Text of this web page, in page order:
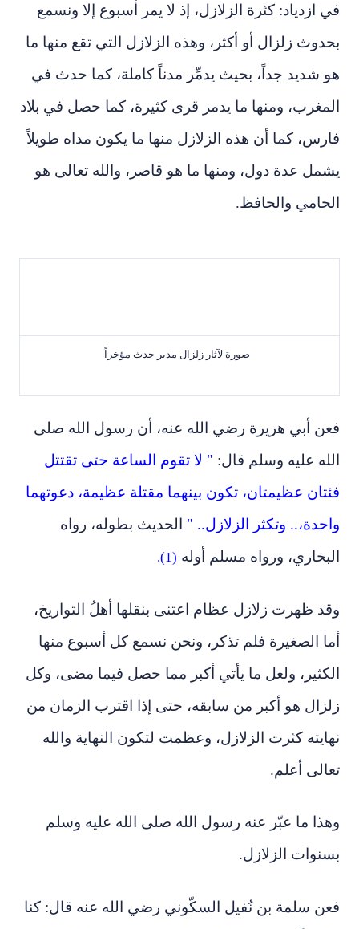
في ازدياد: كثرة الزلازل، إذ لا يمر أسبوع إلا ونسمع
بحدوث زلزال أو أكثر، وهذه الزلازل التي تقع منها ما
هو شديد جداً، بحيث يدمِّر مدناً كاملة، كما حدث في
المغرب، ومنها ما يدمر قرى كثيرة، كما حصل في بلاد
فارس، كما أن هذه الزلازل منها ما يكون مداه طويلاً
يشمل عدة دول، ومنها ما هو قاصر، والله تعالى هو
الحامي والحافظ.
صورة لآثار زلزال مدير حدث مؤخراً
فعن أبي هريرة رضي الله عنه، أن رسول الله صلى
الله عليه وسلم قال: " لا تقوم الساعة حتى تقتتل
فئتان عظيمتان، تكون بينهما مقتلة عظيمة، دعوتهما
واحدة،.. وتكثر الزلازل.. " الحديث بطوله، رواه
البخاري، ورواه مسلم أوله (1).
وقد ظهرت زلازل عظام اعتنى بنقلها أهلُ التواريخ،
أما الصغيرة فلم تذكر، ونحن نسمع كل أسبوع منها
الكثير، ولعل ما يأتي أكبر مما حصل فيما مضى، وكل
زلزال هو أكبر من سابقه، حتى إذا اقترب الزمان من
نهايته كثرت الزلازل، وعظمت لتكون النهاية والله
تعالى أعلم.
وهذا ما عبّر عنه رسول الله صلى الله عليه وسلم
بسنوات الزلازل.
فعن سلمة بن نُفيل السكّوني رضي الله عنه قال: كنا